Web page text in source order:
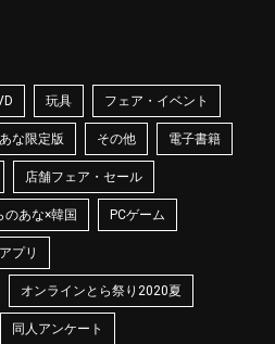
玩具 フェア・イベント
な限定版 その他 電子書籍
店舗フェア・セール
のあな×韓国 PCゲーム
アプリ
オンラインとら祭り2020夏
同人アンケート